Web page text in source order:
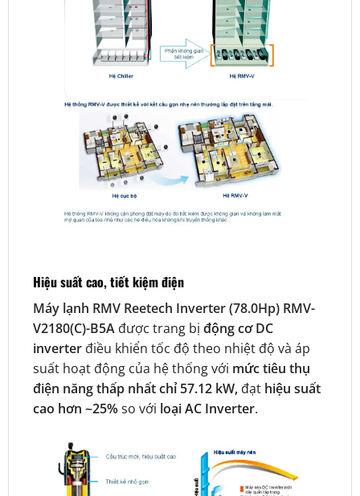
Hiệu suất cao, tiết kiệm điện
Máy lạnh RMV Reetech Inverter (78.0Hp) RMV-
V2180(C)-B5A được trang bị động cơ DC
inverterđiều khiển tốc độ theo nhiệt độ và áp
suất hoạt động của hệ thống với mức tiêu thụ
điện năng thấp nhất chỉ 57.12 kW, đạthiệu suất
cao hơn ~25%so với loại AC Inverter.